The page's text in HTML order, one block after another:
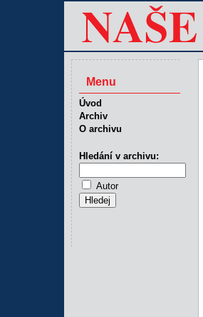
Menu
Úvod
Archiv
O archivu
Hledání v archivu:
Autor